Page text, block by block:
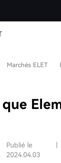
Marchés ELET
Publié le
2024.04.03